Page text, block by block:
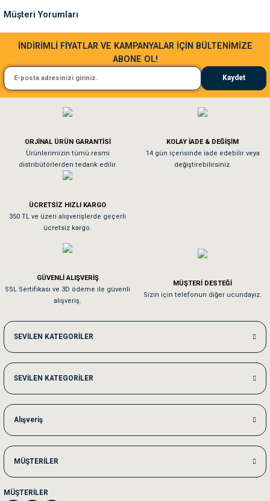
Bu ürüne benzer farklı alternatifler olmalı.
Gönder
Müşteri Yorumları
Sa**** Ta******
Kedim taze mamaya bayıldı kargo fimrasın da bir sorun yaşadım ve arkadaşlar
El**** Ek******
Köpeğim bayıldı hediyeler için teşekkürler
As**** Tu******
Tavşanım kafesinin kalitesine ve paketlemesine bayıldım
Sa**** On******
Kedilerim beğeniyorlar. Memnunuz. Uygun fiyatta olması iyi.
Me***** Ya******
Akşam verdiğim sipariş bir sonraki gün elime ulaştı. Jack russell köpeğim
Ka***** Ar******
Ufak bir sorun harici sorun olmadı sağolsunlar onuda hemen çözdüler
İNDİRİMLİ FİYATLAR VE KAMPANYALAR İÇİN BÜLTENİMİZE
ABONE OL!
Kaydet
ORJİNAL ÜRÜN GARANTİSİ
Ürünlerimizin tümü resmi
distribütörlerden tedarik edilir.
KOLAY İADE & DEĞİŞİM
14 gün içerisinde iade edebilir veya
değiştirebilirsiniz.
ÜCRETSİZ HIZLI KARGO
350 TL ve üzeri alışverişlerde geçerli
ücretsiz kargo.
GÜVENLİ ALIŞVERİŞ
SSL Sertifikası ve 3D ödeme ile güvenli
alışveriş.
MÜŞTERİ DESTEĞİ
Sizin için telefonun diğer ucundayız.
SEVİLEN KATEGORİLER
SEVİLEN KATEGORİLER
Alışveriş
MÜŞTERİLER
MÜŞTERİLER